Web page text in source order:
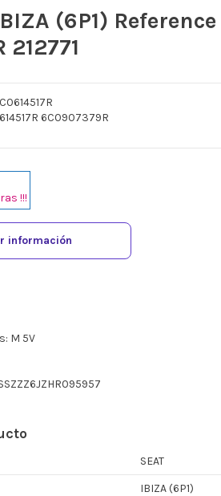
(6P1) Reference
212771
6C0907379R
!!!
información
M 5V
SEAT
IBIZA (6P1)